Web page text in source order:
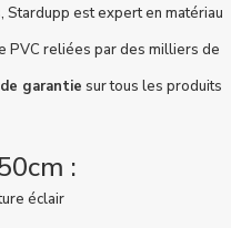
Stardupp est expert en matériau
PVC reliées par des milliers de
garantie sur tous les produits
:
éclair